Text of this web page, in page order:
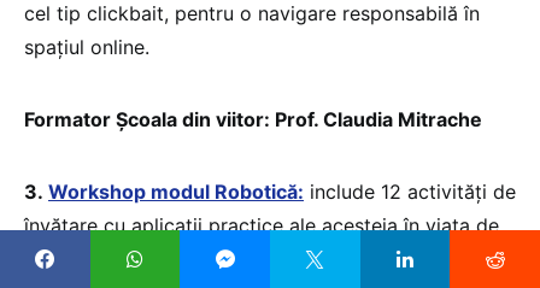
cel tip clickbait, pentru o navigare responsabilă în
spațiul online.
Formator Școala din viitor: Prof. Claudia Mitrache
3. Workshop modul Robotică: include 12 activități de
învățare cu aplicații practice ale acesteia în viața de
zi cu zi, programare în Scratch și GeoGebra